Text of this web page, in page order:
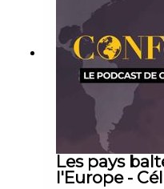
Les pays
l'Europe -